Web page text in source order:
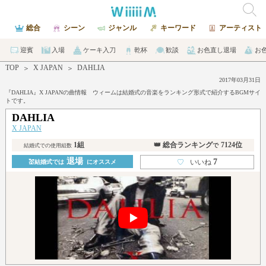
総合 シーン ジャンル キーワード アーティスト
迎賓 入場 ケーキ入刀 乾杯 歓談 お色直し退場 お
TOP ＞ X JAPAN ＞ DAHLIA
2017年03月31日
『DAHLIA』X JAPANの曲情報 ウィームは結婚式の音楽をランキング形式で紹介するBGMサイ
トです。
DAHLIA
X JAPAN
結婚式での使用組数1組 👑 総合ランキングで 7124位
💒結婚式では退場 にオススメ ♡ いいね7